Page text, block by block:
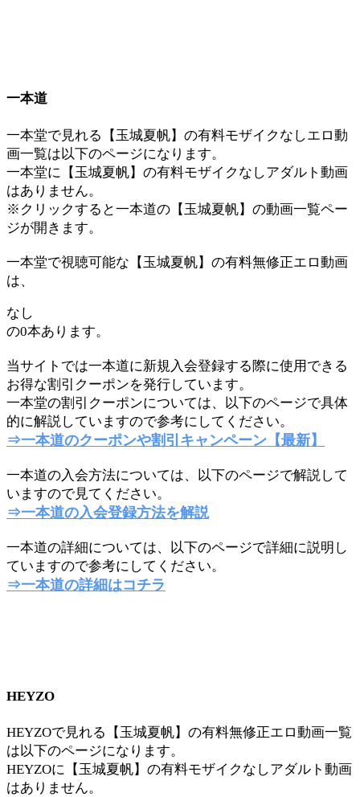
一本道
一本堂で見れる【玉城夏帆】の有料モザイクなしエロ動
画一覧は以下のページになります。
一本堂に【玉城夏帆】の有料モザイクなしアダルト動画
はありません。
※クリックすると一本道の【玉城夏帆】の動画一覧ペー
ジが開きます。
一本堂で視聴可能な【玉城夏帆】の有料無修正エロ動画
は、
なし
の0本あります。
当サイトでは一本道に新規入会登録する際に使用できる
お得な割引クーポンを発行しています。
一本堂の割引クーポンについては、以下のページで具体
的に解説していますので参考にしてください。
⇒一本道のクーポンや割引キャンペーン【最新】
一本道の入会方法については、以下のページで解説して
いますので見てください。
⇒一本道の入会登録方法を解説
一本道の詳細については、以下のページで詳細に説明し
ていますので参考にしてください。
⇒一本道の詳細はコチラ
HEYZO
HEYZOで見れる【玉城夏帆】の有料無修正エロ動画一覧
は以下のページになります。
HEYZOに【玉城夏帆】の有料モザイクなしアダルト動画
はありません。